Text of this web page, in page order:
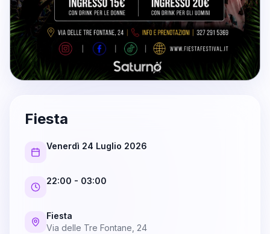
Fiesta
Venerdì 24 Luglio 2026
22:00 - 03:00
Fiesta
Via delle Tre Fontane, 24